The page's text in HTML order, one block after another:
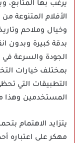
يرغب بها
الأفلام المتنوعة
وخيال وملاحم
بدقة كبيرة وبدون
الجودة والسرعة في
بمختلف خيارات
التطبيقات التي
المستخدمين وهذا
مهكر على اعتباره